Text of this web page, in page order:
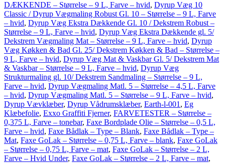
DÆKKENDE – Størrelse – 9 L, Farve – hvid, Dyrup Væg 10
Classic / Dyrup Vægmaling Robust Gl. 10 – Størrelse – 9 L, Farve
– hvid, Dyrup Væg Ekstra Dækkende Gl. 10 / Dekstrem Robust –
Størrelse – 9 L, Farve – hvid, Dyrup Væg Ekstra Dækkende gl. 5/
Dekstrem Vægmaling Mat – Størrelse – 9 L, Farve – hvid, Dyrup
Væg Køkken & Bad Gl. 25/ Dekstrem Køkken & Bad – Størrelse –
9 L, Farve – hvid, Dyrup Væg Mat & Vaskbar Gl. 5/ Dekstrem Mat
& Vaskbar – Størrelse – 9 L, Farve – hvid, Dyrup Væg
Strukturmaling gl. 10/ Dekstrem Sandmaling – Størrelse – 9 L,
Farve – hvid, Dyrup Vægmaling Matl. 5 – Størrelse – 4,5 L, Farve
– hvid, Dyrup Vægmaling Matl. 5 – Størrelse – 9 L, Farve – hvid,
Dyrup Vævklæber, Dyrup Vådrumsklæber, Earth-l-001 , Eg
Klæbefolie, Exxo Graffiti Fjerner, FARVETESTER – Størrelse –
0,375 L, Farve – tonebar, Faxe Bordplade Olie – Størrelse – 0,5 L,
Farve – hvid, Faxe Bådlak – Type – Blank, Faxe Bådlak – Type –
Mat, Faxe GoLak – Størrelse – 0,75 L, Farve – blank, Faxe GoLak
– Størrelse – 0,75 L, Farve – mat, Faxe GoLak – Størrelse – 2 L,
Farve – Hvid Under, Faxe GoLak – Størrelse – 2 L, Farve – mat,